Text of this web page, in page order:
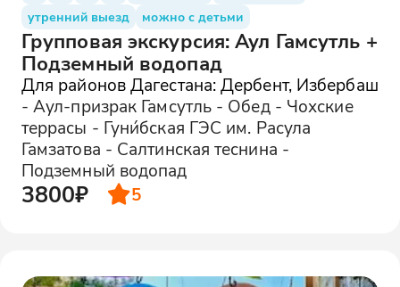
утренний выезд
можно с детьми
Групповая экскурсия: Аул Гамсутль +
Подземный водопад
Для районов Дагестана: Дербент, Избербаш
- Аул-призрак Гамсутль - Обед - Чохские
террасы - Гуни́бская ГЭС им. Расула
Гамзатова - Салтинская теснина -
Подземный водопад
3800₽ 5